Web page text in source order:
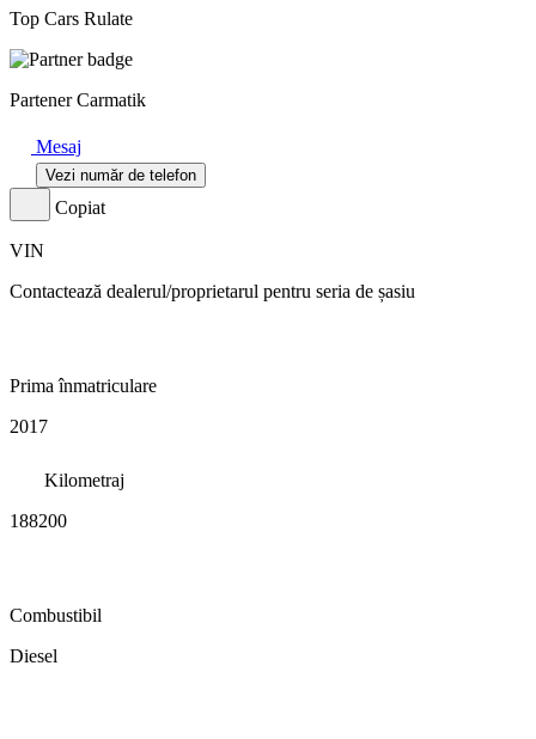
Top Cars Rulate
Partener Carmatik
Mesaj
Vezi număr de telefon
Copiat
VIN
Contactează dealerul/proprietarul pentru seria de șasiu
Prima înmatriculare
2017
Kilometraj
188200
Combustibil
Diesel